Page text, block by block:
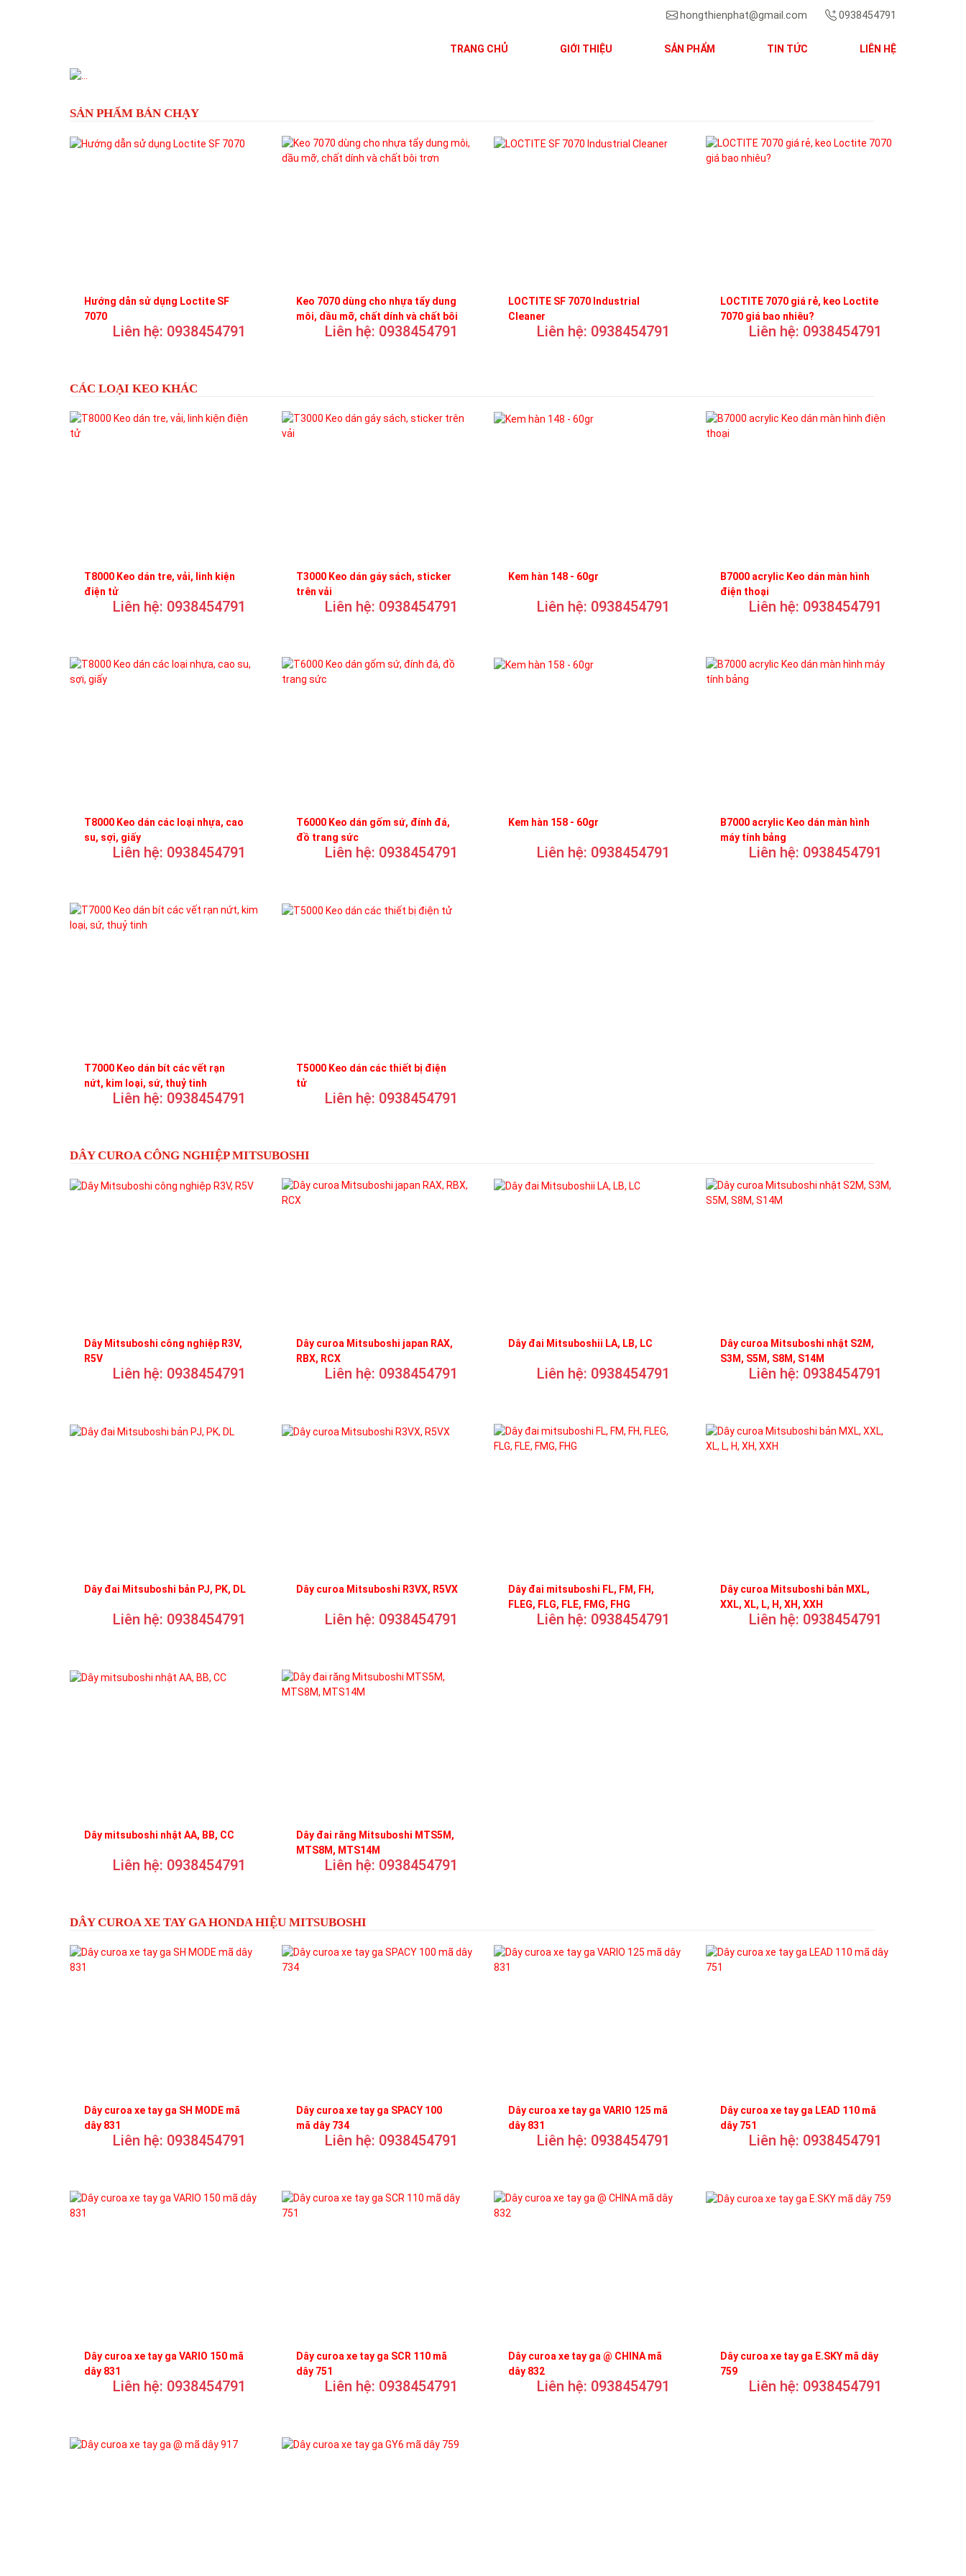
hongthienphat@gmail.com 0938454791
TRANG CHỦ GIỚI THIỆU SẢN PHẨM TIN TỨC LIÊN HỆ
SẢN PHẨM BÁN CHẠY
Hướng dẫn sử dụng Loctite SF
7070
Liên hệ: 0938454791
Keo 7070 dùng cho nhựa tẩy dung
môi, dầu mỡ, chất dính và chất bôi
Liên hệ: 0938454791
LOCTITE SF 7070 Industrial
Cleaner
Liên hệ: 0938454791
LOCTITE 7070 giá rẻ, keo Loctite
7070 giá bao nhiêu?
Liên hệ: 0938454791
CÁC LOẠI KEO KHÁC
T8000 Keo dán tre, vải, linh kiện
điện tử
Liên hệ: 0938454791
T3000 Keo dán gáy sách, sticker
trên vải
Liên hệ: 0938454791
Kem hàn 148 - 60gr
Liên hệ: 0938454791
B7000 acrylic Keo dán màn hình
điện thoại
Liên hệ: 0938454791
T8000 Keo dán các loại nhựa, cao
su, sợi, giấy
Liên hệ: 0938454791
T6000 Keo dán gốm sứ, đính đá,
đồ trang sức
Liên hệ: 0938454791
Kem hàn 158 - 60gr
Liên hệ: 0938454791
B7000 acrylic Keo dán màn hình
máy tính bảng
Liên hệ: 0938454791
T7000 Keo dán bít các vết rạn
nứt, kim loại, sứ, thuỷ tinh
Liên hệ: 0938454791
T5000 Keo dán các thiết bị điện
tử
Liên hệ: 0938454791
DÂY CUROA CÔNG NGHIỆP MITSUBOSHI
Dây Mitsuboshi công nghiệp R3V,
R5V
Liên hệ: 0938454791
Dây curoa Mitsuboshi japan RAX,
RBX, RCX
Liên hệ: 0938454791
Dây đai Mitsuboshii LA, LB, LC
Liên hệ: 0938454791
Dây curoa Mitsuboshi nhật S2M,
S3M, S5M, S8M, S14M
Liên hệ: 0938454791
Dây đai Mitsuboshi bản PJ, PK, DL
Liên hệ: 0938454791
Dây curoa Mitsuboshi R3VX, R5VX
Liên hệ: 0938454791
Dây đai mitsuboshi FL, FM, FH,
FLEG, FLG, FLE, FMG, FHG
Liên hệ: 0938454791
Dây curoa Mitsuboshi bản MXL,
XXL, XL, L, H, XH, XXH
Liên hệ: 0938454791
Dây mitsuboshi nhật AA, BB, CC
Liên hệ: 0938454791
Dây đai răng Mitsuboshi MTS5M,
MTS8M, MTS14M
Liên hệ: 0938454791
DÂY CUROA XE TAY GA HONDA HIỆU MITSUBOSHI
Dây curoa xe tay ga SH MODE mã
dây 831
Liên hệ: 0938454791
Dây curoa xe tay ga SPACY 100
mã dây 734
Liên hệ: 0938454791
Dây curoa xe tay ga VARIO 125 mã
dây 831
Liên hệ: 0938454791
Dây curoa xe tay ga LEAD 110 mã
dây 751
Liên hệ: 0938454791
Dây curoa xe tay ga VARIO 150 mã
dây 831
Liên hệ: 0938454791
Dây curoa xe tay ga SCR 110 mã
dây 751
Liên hệ: 0938454791
Dây curoa xe tay ga @ CHINA mã
dây 832
Liên hệ: 0938454791
Dây curoa xe tay ga E.SKY mã dây
759
Liên hệ: 0938454791